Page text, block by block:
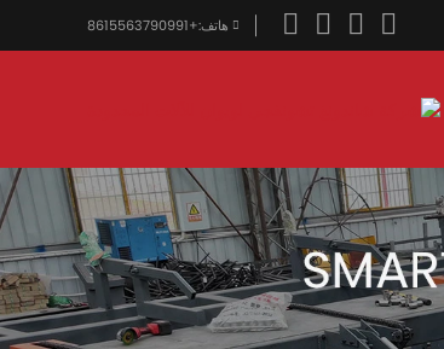
هاتف:+8615563790991